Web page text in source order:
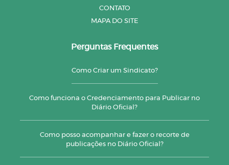
CONTATO
MAPA DO SITE
Perguntas Frequentes
Como Criar um Sindicato?
Como funciona o Credenciamento para Publicar no
Diário Oficial?
Como posso acompanhar e fazer o recorte de
publicações no Diário Oficial?